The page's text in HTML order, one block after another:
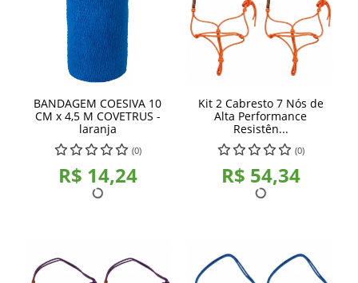
BANDAGEM COESIVA 10
CM x 4,5 M COVETRUS -
laranja
(0)
R$ 14,24
Kit 2 Cabresto 7 Nós de
Alta Performance
Resistên...
(0)
R$ 54,34